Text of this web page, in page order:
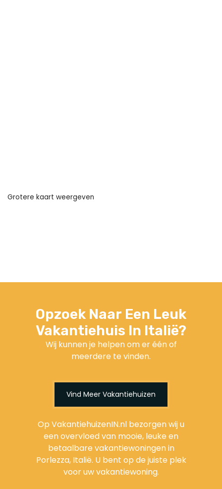
Grotere kaart weergeven
Opzoek Naar Een Leuk
Vakantiehuis In Italië?
Wij kunnen je helpen om er één of
meerdere te vinden.
Vind Meer Vakantiehuizen
Op VakantiehuizenIN.nl bezorgen wij u
een overvloed van mooie, leuke en
betaalbare vakantiewoningen in
Porlezza, Italië. U bent op de juiste plek
voor uw vakantiewoning.